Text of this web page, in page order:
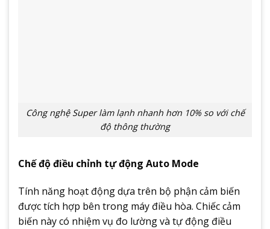
Công nghệ Super làm lạnh nhanh hơn 10% so với chế
độ thông thường
Chế độ điều chỉnh tự động Auto Mode
Tính năng hoạt động dựa trên bộ phận cảm biến
được tích hợp bên trong máy điều hòa. Chiếc cảm
biến này có nhiệm vụ đo lường và tự động điều